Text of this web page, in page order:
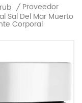
/ Proveedor
Sal Del Mar Muerto
Corporal